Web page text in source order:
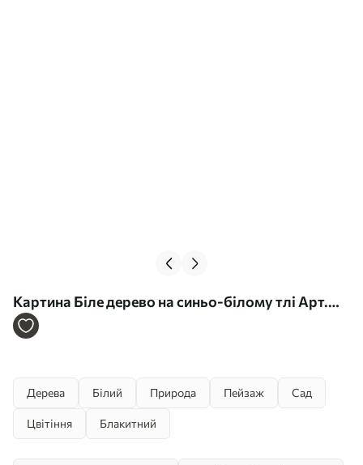
Картина Біле дерево на синьо-білому тлі Арт.
s42275
Дерева Білий Природа Пейзаж Сад
Цвітіння Блакитний